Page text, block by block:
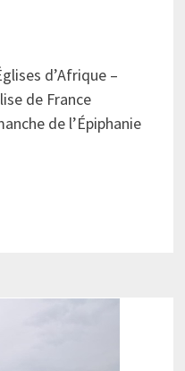
d’Afrique –
de France
de l’Épiphanie